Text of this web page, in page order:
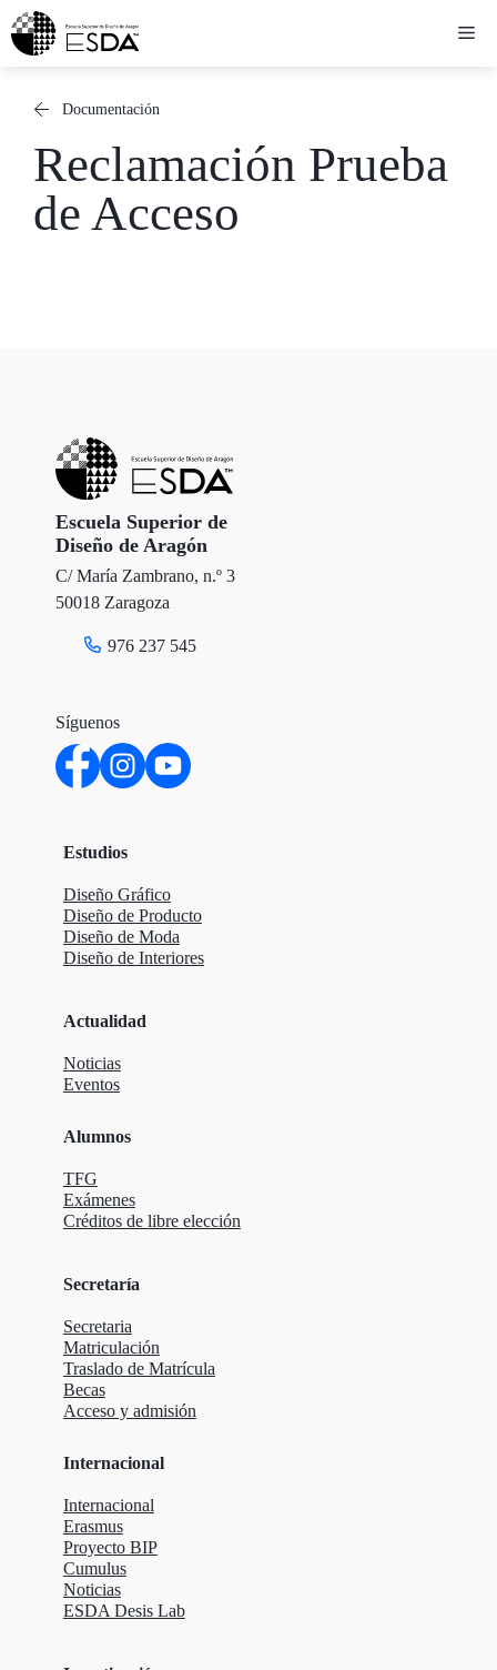
Saltar
Documentación
Reclamación Prueba
de Acceso
Escuela Superior de
Diseño de Aragón
C/ María Zambrano, n.º 3
50018 Zaragoza
976 237 545
Síguenos
Estudios
Diseño Gráfico
Diseño de Producto
Diseño de Moda
Diseño de Interiores
Actualidad
Noticias
Eventos
Alumnos
TFG
Exámenes
Créditos de libre elección
Secretaría
Secretaria
Matriculación
Traslado de Matrícula
Becas
Acceso y admisión
Internacional
Internacional
Erasmus
Proyecto BIP
Cumulus
Noticias
ESDA Desis Lab